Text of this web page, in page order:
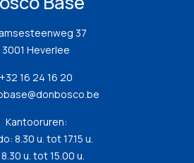
37
3001 Heverlee
+32 16 24 16 20
Kantooruren:
8.30 u. tot 17.15 u.
u. tot 15.00 u.